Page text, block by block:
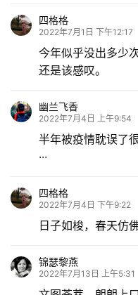
四格格
2022年7月1日 下午12:17
今年似乎没出多少
还是该感叹。
幽兰飞香
2022年7月4日 上午9:54
半年被疫情耽误了
···
四格格
2022年7月4日 下午9:22
日子如梭，春天仿
锦瑟黎燕
2022年7月13日 上午5:31